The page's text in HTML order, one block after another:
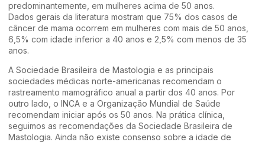
predominantemente, em mulheres acima de 50 anos.
Dados gerais da literatura mostram que 75% dos casos de
câncer de mama ocorrem em mulheres com mais de 50 anos,
6,5% com idade inferior a 40 anos e 2,5% com menos de 35
anos.
A Sociedade Brasileira de Mastologia e as principais
sociedades médicas norte-americanas recomendam o
rastreamento mamográfico anual a partir dos 40 anos. Por
outro lado, o INCA e a Organização Mundial de Saúde
recomendam iniciar após os 50 anos. Na prática clínica,
seguimos as recomendações da Sociedade Brasileira de
Mastologia. Ainda não existe consenso sobre a idade de